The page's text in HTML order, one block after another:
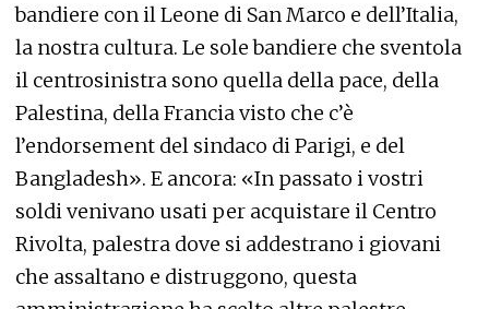
bandiere con il Leone di San Marco e dell’Italia,
la nostra cultura. Le sole bandiere che sventola
il centrosinistra sono quella della pace, della
Palestina, della Francia visto che c’è
l’endorsement del sindaco di Parigi, e del
Bangladesh». E ancora: «In passato i vostri
soldi venivano usati per acquistare il Centro
Rivolta, palestra dove si addestrano i giovani
che assaltano e distruggono, questa